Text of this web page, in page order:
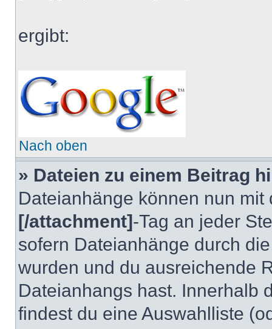
ergibt:
Nach oben
» Dateien zu einem Beitrag
Dateianhänge können nun
[/attachment]-Tag an jeder
sofern Dateianhänge durch
wurden und du ausreichende
Dateianhangs hast. Innerhalb
findest du eine Auswahlliste